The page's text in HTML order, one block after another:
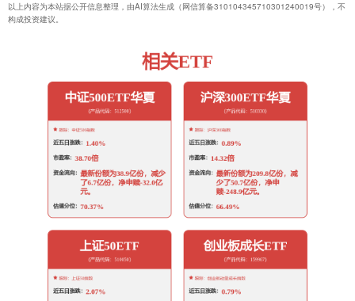
以上内容为本站据公开信息整理，由AI算法生成（网信算备310104345710301240019号），不
构成投资建议。